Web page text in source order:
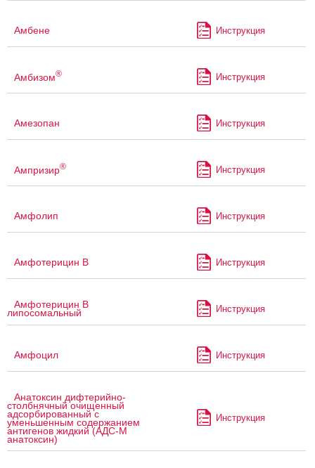
Амбене Инструкция
Амбизом® Инструкция
Амезопан Инструкция
Ампризир® Инструкция
Амфолип Инструкция
Амфотерицин В Инструкция
Амфотерицин В
липосомальный Инструкция
Амфоцил Инструкция
Анатоксин дифтерийно-
столбнячный очищенный
адсорбированный с
уменьшенным содержанием
антигенов жидкий (АДС-М
анатоксин)
Инструкция